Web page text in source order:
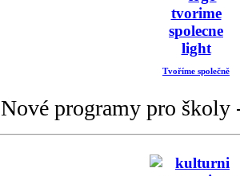
Tvoříme společně
Nové programy pro